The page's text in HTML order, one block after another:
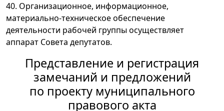
40. Организационное, информационное,
материально-техническое обеспечение
деятельности рабочей группы осуществляет
аппарат Совета депутатов.
Представление и регистрация
замечаний и предложений
по проекту муниципального
правового акта